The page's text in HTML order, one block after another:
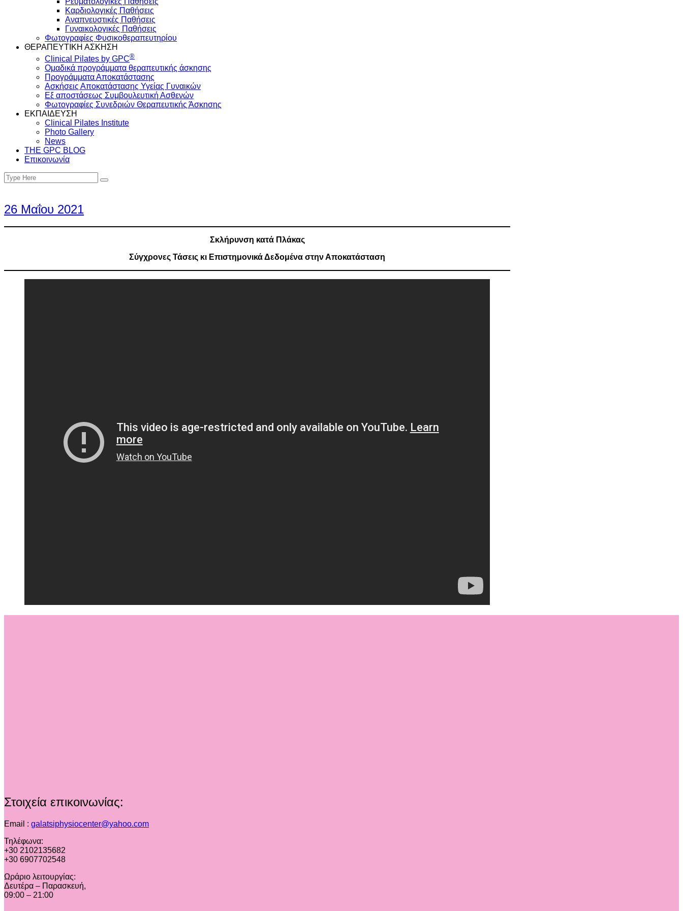
Καρδιολογικές Παθήσεις
Αναπνευστικές Παθήσεις
Γυναικολογικές Παθήσεις
Φωτογραφίες Φυσικοθεραπευτηρίου
ΘΕΡΑΠΕΥΤΙΚΗ ΑΣΚΗΣΗ
Clinical Pilates by GPC®
Ομαδικά προγράμματα θεραπευτικής άσκησης
Προγράμματα Αποκατάστασης
Ασκήσεις Αποκατάστασης Υγείας Γυναικών
Εξ αποστάσεως Συμβουλευτική Ασθενών
Φωτογραφίες Συνεδριών Θεραπευτικής Άσκησης
ΕΚΠΑΙΔΕΥΣΗ
Clinical Pilates Institute
Photo Gallery
News
THE GPC BLOG
Επικοινωνία
Search
for:
Search
26 Μαΐου 2021
Σκλήρυνση κατά Πλάκας
Σύγχρονες Τάσεις κι Επιστημονικά Δεδομένα στην Αποκατάσταση
Στοιχεία επικοινωνίας:
Email : galatsiphysiocenter@yahoo.com
Τηλέφωνα:
+30 2102135682
+30 6907702548
Ωράριο λειτουργίας:
Δευτέρα – Παρασκευή,
09:00 – 21:00